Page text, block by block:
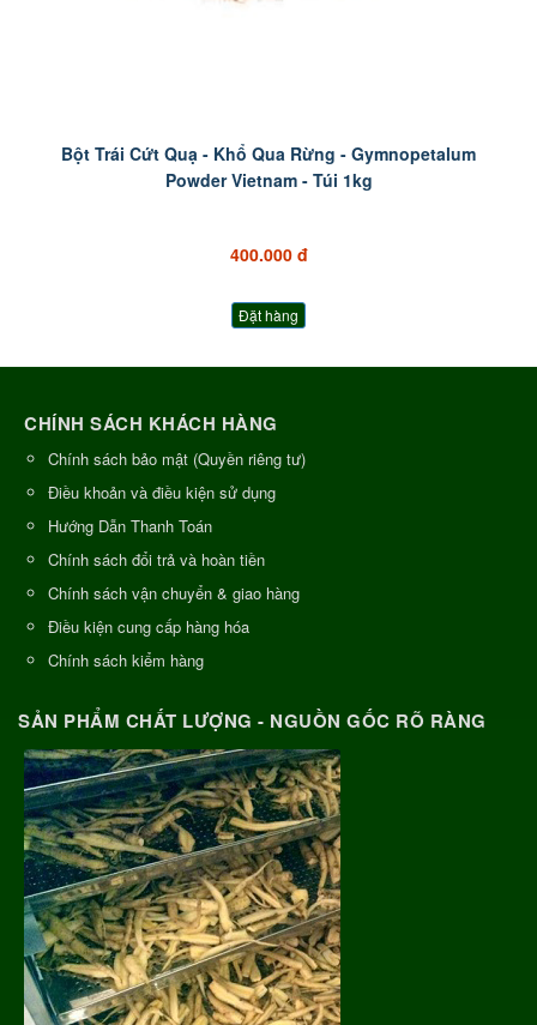
Bột Trái Cứt Quạ - Khổ Qua Rừng - Gymnopetalum
Powder Vietnam - Túi 1kg
400.000 đ
Đặt hàng
CHÍNH SÁCH KHÁCH HÀNG
Chính sách bảo mật (Quyền riêng tư)
Điều khoản và điều kiện sử dụng
Hướng Dẫn Thanh Toán
Chính sách đổi trả và hoàn tiền
Chính sách vận chuyển & giao hàng
Điều kiện cung cấp hàng hóa
Chính sách kiểm hàng
SẢN PHẨM CHẤT LƯỢNG - NGUỒN GỐC RÕ RÀNG